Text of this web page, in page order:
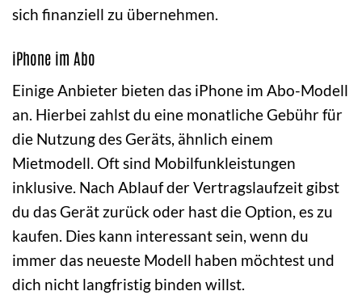
sich finanziell zu übernehmen.
iPhone im Abo
Einige Anbieter bieten das iPhone im Abo-Modell
an. Hierbei zahlst du eine monatliche Gebühr für
die Nutzung des Geräts, ähnlich einem
Mietmodell. Oft sind Mobilfunkleistungen
inklusive. Nach Ablauf der Vertragslaufzeit gibst
du das Gerät zurück oder hast die Option, es zu
kaufen. Dies kann interessant sein, wenn du
immer das neueste Modell haben möchtest und
dich nicht langfristig binden willst.